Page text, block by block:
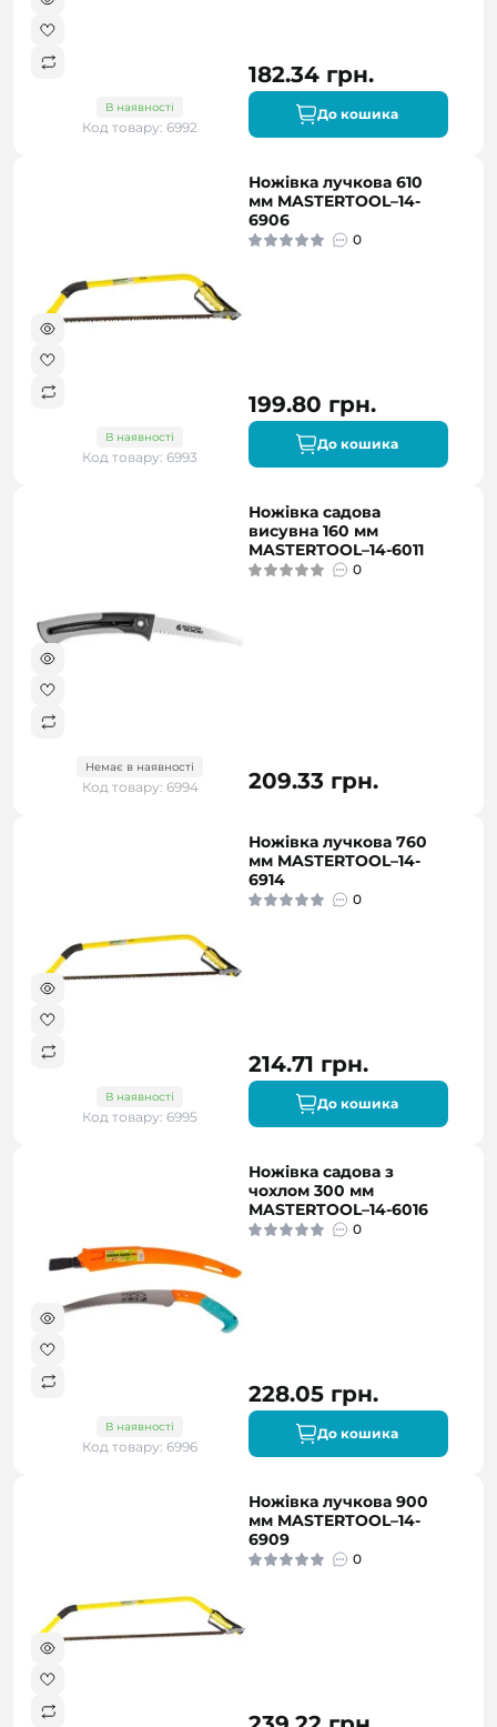
В наявності
Код товару: 6992
182.34 грн.
До кошика
В наявності
Код товару: 6993
Ножівка лучкова 610
мм MASTERTOOL–14-
6906
0
199.80 грн.
До кошика
Немає в наявності
Код товару: 6994
Ножівка садова
висувна 160 мм
MASTERTOOL–14-6011
0
209.33 грн.
В наявності
Код товару: 6995
Ножівка лучкова 760
мм MASTERTOOL–14-
6914
0
214.71 грн.
До кошика
В наявності
Код товару: 6996
Ножівка садова з
чохлом 300 мм
MASTERTOOL–14-6016
0
228.05 грн.
До кошика
Ножівка лучкова 900
мм MASTERTOOL–14-
6909
0